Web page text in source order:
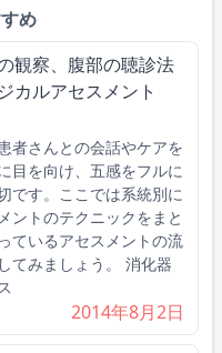
め
観察、腹部の聴診法
カルアセスメント
者さんとの会話やケアを
目を向け、五感をフルに
です。ここでは系統別に
ントのテクニックをまと
ているアセスメントの流
てみましょう。 消化器
2014年8月2日